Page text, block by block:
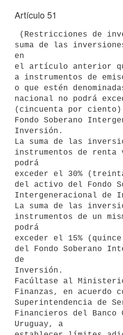
Artículo 51
suma de las
en
el artículo anterior
a instrumentos de
o que estén
nacional no podrá
(cincuenta por
Fondo Soberano
Inversión.
La suma de las
instrumentos de renta
podrá
exceder el 30%
del activo del Fondo
Intergeneracional de
La suma de las
instrumentos de un
podrá
exceder el 15%
del Fondo Soberano
de
Inversión.
Facúltase al
Finanzas, en acuerdo
Superintendencia de
Financieros del
Uruguay, a